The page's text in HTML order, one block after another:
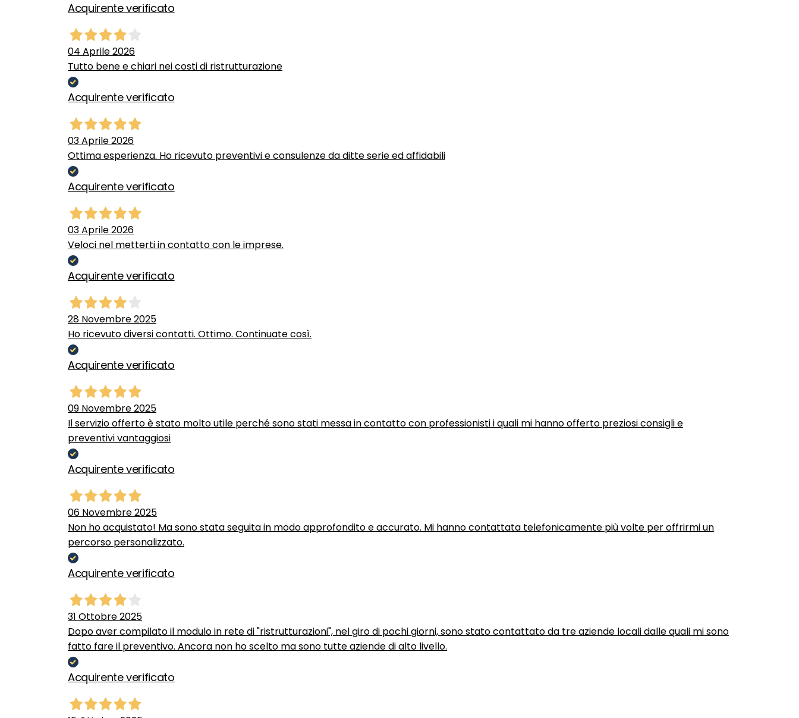
Acquirente verificato
04 Aprile 2026
Tutto bene e chiari nei costi di ristrutturazione
Acquirente verificato
03 Aprile 2026
Ottima esperienza. Ho ricevuto preventivi e consulenze da ditte serie ed affidabili
Acquirente verificato
03 Aprile 2026
Veloci nel metterti in contatto con le imprese.
Acquirente verificato
28 Novembre 2025
Ho ricevuto diversi contatti. Ottimo. Continuate così.
Acquirente verificato
09 Novembre 2025
Il servizio offerto è stato molto utile perché sono stati messa in contatto con professionisti i quali mi hanno offerto preziosi consigli e
preventivi vantaggiosi
Acquirente verificato
06 Novembre 2025
Non ho acquistato! Ma sono stata seguita in modo approfondito e accurato. Mi hanno contattata telefonicamente più volte per offrirmi un
percorso personalizzato.
Acquirente verificato
31 Ottobre 2025
Dopo aver compilato il modulo in rete di "ristrutturazioni", nel giro di pochi giorni, sono stato contattato da tre aziende locali dalle quali mi sono
fatto fare il preventivo. Ancora non ho scelto ma sono tutte aziende di alto livello.
Acquirente verificato